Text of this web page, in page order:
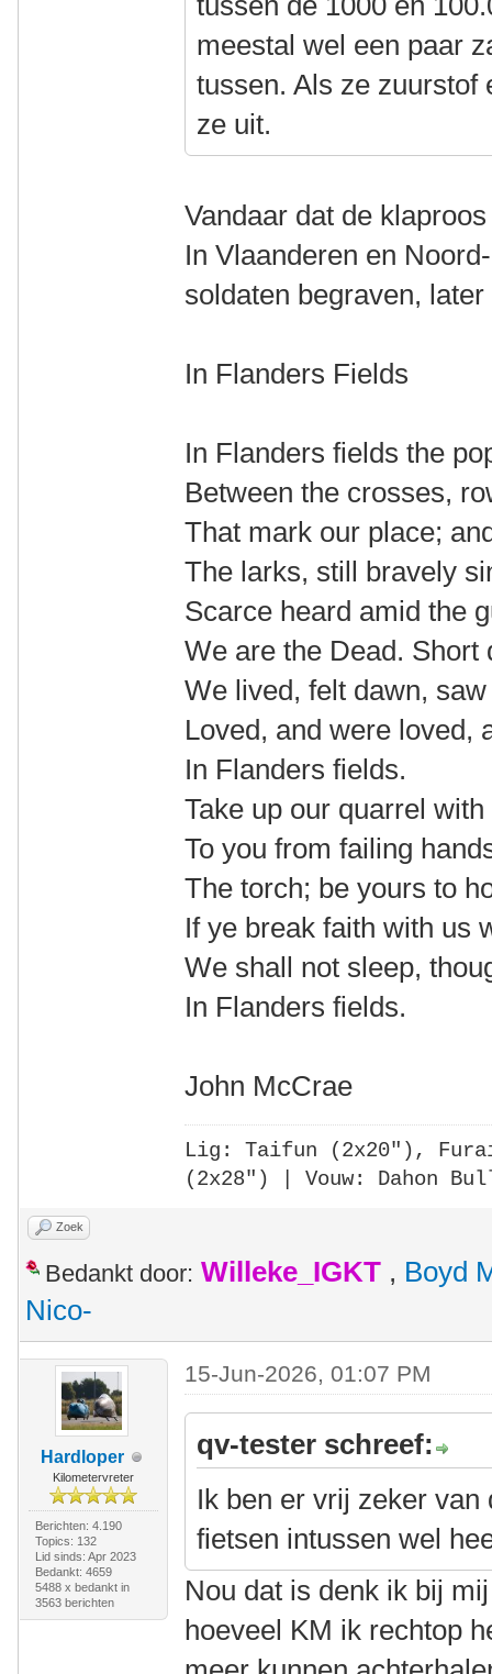
meestal wel een paar
tussen. Als ze zuurstof
ze uit.
Vandaar dat de
In Vlaanderen en
soldaten begraven,
In Flanders Fields
In Flanders fields the
Between the crosses,
That mark our place;
The larks, still bravely
Scarce heard amid the
We are the Dead. Short
We lived, felt dawn,
Loved, and were loved,
In Flanders fields.
Take up our quarrel
To you from failing
The torch; be yours to
If ye break faith with us
We shall not sleep,
In Flanders fields.
John McCrae
Lig: Taifun (2x20"),
(2x28")
| Vouw: Dahon
Zoek
Bedankt door: Willeke_IGKT , Boyd
Nico-
Hardloper
Kilometervreter
Berichten: 4.190
Topics: 132
Lid sinds: Apr 2023
Bedankt: 4659
5488 x bedankt in
3563 berichten
15-Jun-2026, 01:07 PM
qv-tester schreef:
Ik ben er vrij zeker
fietsen intussen wel
Nou dat is denk ik bij
hoeveel KM ik rechtop